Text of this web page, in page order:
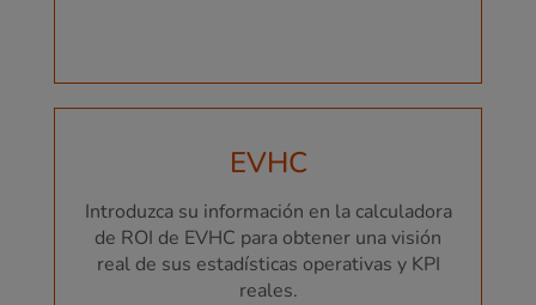
EVHC
Introduzca su información en la calculadora
de ROI de EVHC para obtener una visión
real de sus estadísticas operativas y KPI
reales.